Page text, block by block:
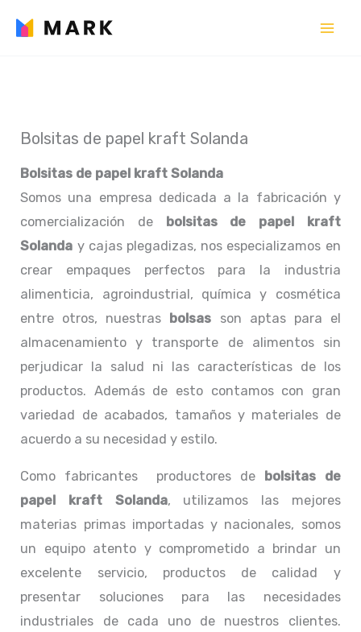
Bolsitas de papel kraft Solanda
Bolsitas de papel kraft Solanda
Somos una empresa dedicada a la fabricación y
comercialización de bolsitas de papel kraft
Solanda y cajas plegadizas, nos especializamos en
crear empaques perfectos para la industria
alimenticia, agroindustrial, química y cosmética
entre otros, nuestras bolsas son aptas para el
almacenamiento y transporte de alimentos sin
perjudicar la salud ni las características de los
productos. Además de esto contamos con gran
variedad de acabados, tamaños y materiales de
acuerdo a su necesidad y estilo.
Como fabricantes productores de bolsitas de
papel kraft Solanda, utilizamos las mejores
materias primas importadas y nacionales, somos
un equipo atento y comprometido a brindar un
excelente servicio, productos de calidad y
presentar soluciones para las necesidades
industriales de cada uno de nuestros clientes.